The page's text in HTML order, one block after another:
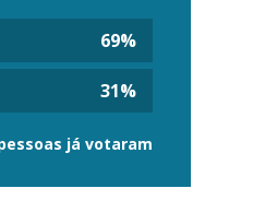
69%
31%
já votaram